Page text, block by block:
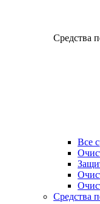
Средства
Все
Средства